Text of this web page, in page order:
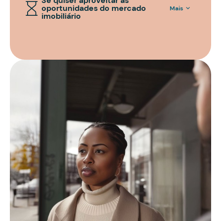
oportunidades do mercado
imobiliário
Mais